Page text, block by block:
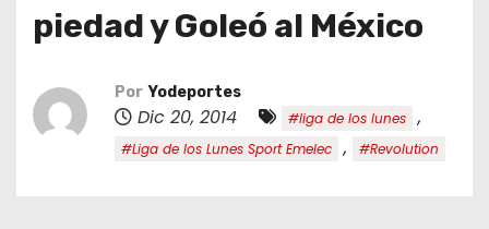
piedad y Goleó al México
Por Yodeportes
Dic 20, 2014 #liga de los lunes ,
#Liga de los Lunes Sport Emelec , #Revolution